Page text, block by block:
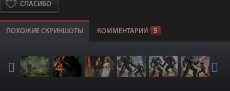
СПАСИБО
ПОХОЖИЕ СКРИНШОТЫ КОММЕНТАРИИ 5